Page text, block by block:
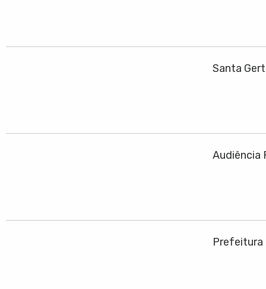
Santa
Audiência
Prefeitura